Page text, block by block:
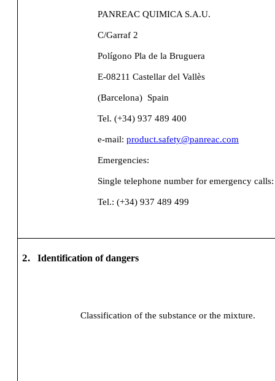
PANREAC QUIMICA S.A.U.
C/Garraf 2
Polígono Pla de la Bruguera
E-08211 Castellar del Vallès
(Barcelona) Spain
Tel. (+34) 937 489 400
e-mail:product.safety@panreac.com
Emergencies:
Single telephone number for emergency
Tel.: (+34) 937 489 499
2. Identification of dangers
Classification of the substance or the mixture.